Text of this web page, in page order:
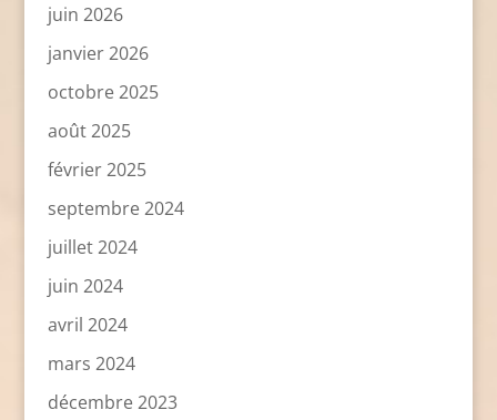
juin 2026
janvier 2026
octobre 2025
août 2025
février 2025
septembre 2024
juillet 2024
juin 2024
avril 2024
mars 2024
décembre 2023